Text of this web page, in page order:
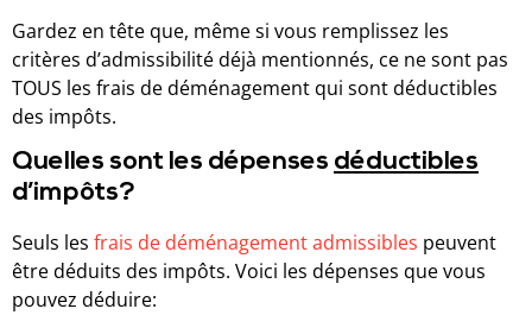
Gardez en tête que, même si vous remplissez les
critères d’admissibilité déjà mentionnés, ce ne sont pas
TOUS les frais de déménagement qui sont déductibles
des impôts.
Quelles sont les dépenses déductibles
d’impôts?
Seuls les frais de déménagement admissibles peuvent
être déduits des impôts. Voici les dépenses que vous
pouvez déduire: